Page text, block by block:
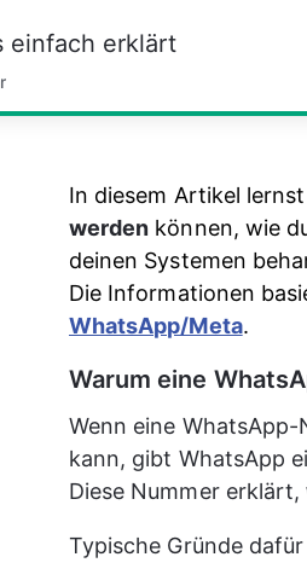
einfach erklärt
In diesem Artikel
werden können, wie
deinen Systemen
Die Informationen
WhatsApp/Meta.
Warum eine
Wenn eine
kann, gibt WhatsApp
Diese Nummer erklärt,
Typische Gründe